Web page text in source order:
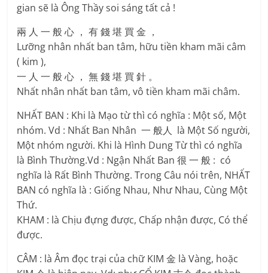
gian sẽ là Ông Thầy soi sáng tất cả !
兩 人 一 般 心 ， 有 錢 堪 買 金 ，
Lưỡng nhân nhất ban tâm, hữu tiền kham mãi câm
( kim ),
一 人 一 般 心 ， 無 錢 堪 買 針 。
Nhất nhân nhất ban tâm, vô tiền kham mãi châm.
NHẤT BAN : Khi là Mạo từ thì có nghĩa : Một số, Một
nhóm. Vd : Nhất Ban Nhân 一 般人 là Một Số người,
Một nhóm người. Khi là Hình Dung Từ thì có nghĩa
là Bình Thường.Vd : Ngận Nhất Ban 很 一 般 : có
nghĩa là Rất Bình Thường. Trong Câu nói trên, NHẤT
BAN có nghĩa là : Giống Nhau, Như Nhau, Cùng Một
Thứ.
KHAM : là Chịu đựng được, Chấp nhận được, Có thể
được.
CÂM : là Âm đọc trại của chữ KIM 金 là Vàng, hoặc